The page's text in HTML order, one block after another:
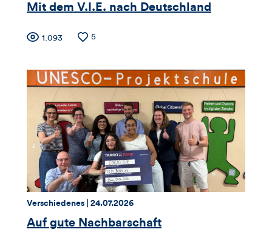
Mit dem V.I.E. nach Deutschland
Zähler
für
Views,
Likes
und
Kommentare
dieses
Artikels
Anzahl
1.093
Anzahl
5
Thema:
Verschiedenes | Datum:
24.07.2026
Auf gute Nachbarschaft